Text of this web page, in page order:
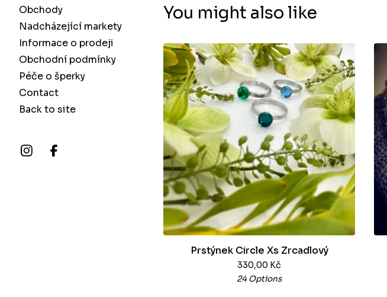
Obchody
Nadcházející markety
Informace o prodeji
Obchodní podmínky
Péče o šperky
Contact
Back to site
You might also like
Prstýnek Circle Xs Zrcadlový
330,00 Kč
24 Options